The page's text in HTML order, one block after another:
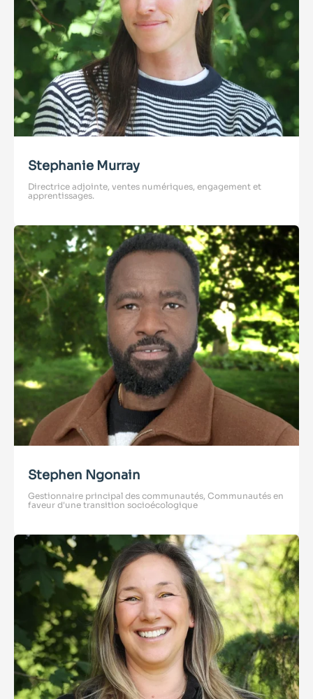
Stephanie Murray
Directrice adjointe, ventes numériques, engagement et
apprentissages.
Stephen Ngonain
Gestionnaire principal des communautés, Communautés en
faveur d'une transition socioécologique